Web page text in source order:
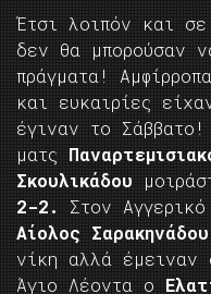
Έτσι λοιπόν και
δεν θα μπορούσαν
πράγματα!
και ευκαιρίες
έγιναν το
ματς
Σκουλικάδου
2-2. Στον Αγγερικό
Αίολος Σαρακηνάδου
νίκη αλλά έμειναν
Άγιο Λέοντα ο